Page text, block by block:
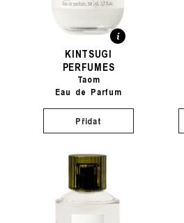
KINTSUGI
PERFUMES
Taom
Eau de Parfum
Přidat